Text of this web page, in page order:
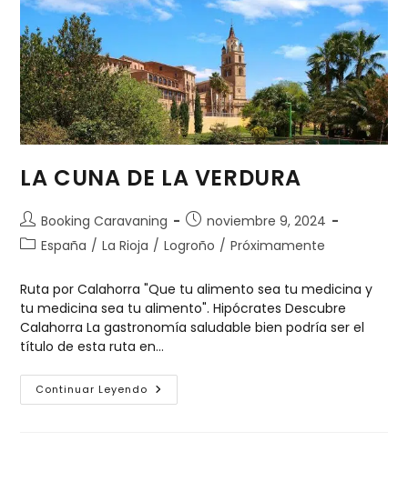
LA CUNA DE LA VERDURA
Booking Caravaning
noviembre 9, 2024
España / La Rioja / Logroño / Próximamente
Ruta por Calahorra "Que tu alimento sea tu medicina y
tu medicina sea tu alimento". Hipócrates Descubre
Calahorra La gastronomía saludable bien podría ser el
título de esta ruta en…
Continuar Leyendo